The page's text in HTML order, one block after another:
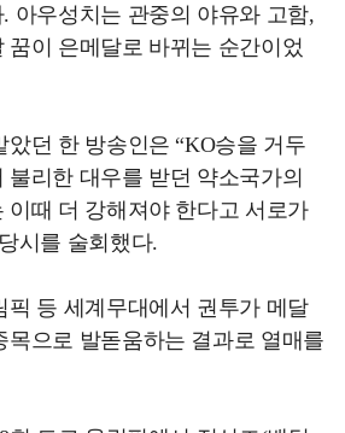
아우성치는 관중의 야유와 고함,
꿈이 은메달로 바뀌는 순간이었
았던 한 방송인은 “KO승을 거두
불리한 대우를 받던 약소국가의
이때 더 강해져야 한다고 서로가
시를 술회했다.
픽 등 세계무대에서 권투가 메달
목으로 발돋움하는 결과로 열매를